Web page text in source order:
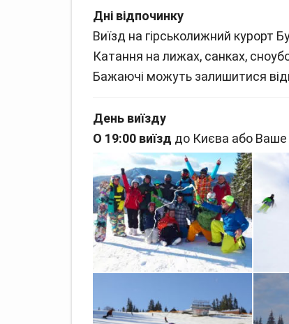
Дні відпочинку
Виїзд на гірськолижний курорт
Катання на лижах, санках,
Бажаючі можуть залишитися
День виїзду
О 19:00 виїзд до Києва або Ваше